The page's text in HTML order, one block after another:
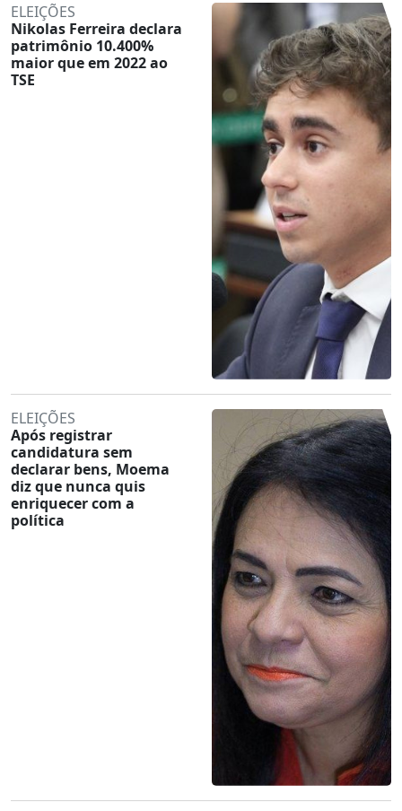
ELEIÇÕES
Nikolas Ferreira declara
patrimônio 10.400%
maior que em 2022 ao
TSE
ELEIÇÕES
Após registrar
candidatura sem
declarar bens, Moema
diz que nunca quis
enriquecer com a
política